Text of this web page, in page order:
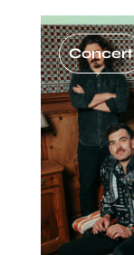
Concert